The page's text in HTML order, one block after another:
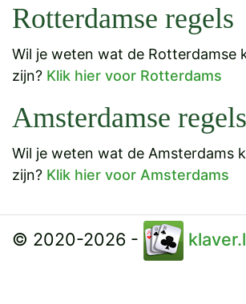
Rotterdamse regels
Wil je weten wat de Rotterdamse
zijn? Klik hier voor Rotterdams
Amsterdamse regels
Wil je weten wat de Amsterdams
zijn? Klik hier voor Amsterdams
© 2020-2026 -